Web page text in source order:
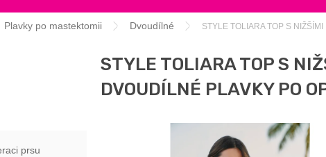
Plavky po mastektomii Dvoudílné STYLE TOLIARA TOP S
prsu
STYLE TOLIARA TOP S
DVOUDÍLNÉ PLAVKY PO